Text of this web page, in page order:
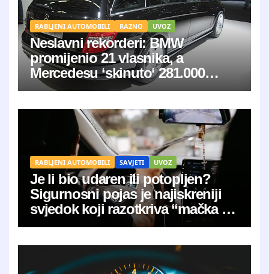
RABLJENI AUTOMOBILI RAZNO UVOZ
Neslavni rekorderi: BMW
promijenio 21 vlasnika, a
Mercedesu ‘skinuto‘ 281.000
kilometara
RABLJENI AUTOMOBILI SAVJETI UVOZ
Je li bio udaren ili potopljen?
Sigurnosni pojas je najiskreniji
svjedok koji razotkriva “mačka u
vreći”